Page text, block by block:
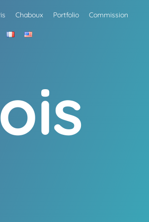
Chaboux Portfolio Commission